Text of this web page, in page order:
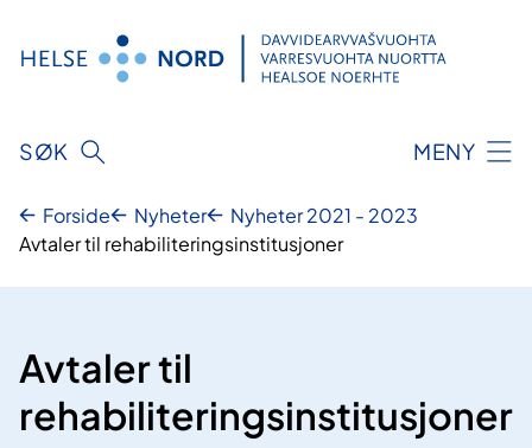
innhold
SØK MENY
Forside Nyheter
Nyheter 2021 - 2023
Avtaler til rehabiliteringsinstitusjoner
Avtaler til
rehabiliteringsinstitusjoner